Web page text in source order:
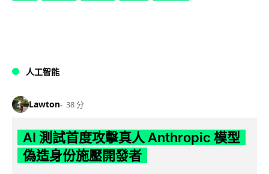
人工智能
Lawton 38 分
AI 測試首度攻擊真人 Anthropic 模型
偽造身份施壓開發者